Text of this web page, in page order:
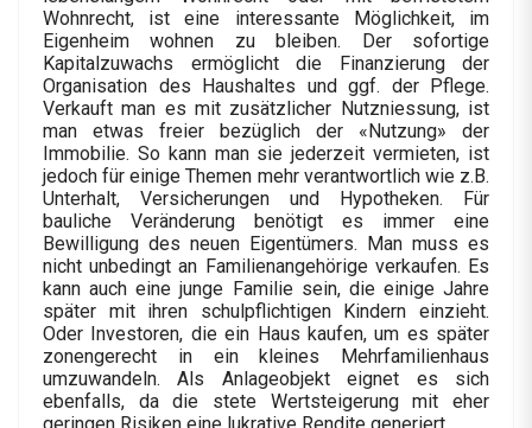
Wohnrecht, ist eine interessante Möglichkeit, im
Eigenheim wohnen zu bleiben. Der sofortige
Kapitalzuwachs ermöglicht die Finanzierung der
Organisation des Haushaltes und ggf. der Pflege.
Verkauft man es mit zusätzlicher Nutzniessung, ist
man etwas freier bezüglich der «Nutzung» der
Immobilie. So kann man sie jederzeit vermieten, ist
jedoch für einige Themen mehr verantwortlich wie z.B.
Unterhalt, Versicherungen und Hypotheken. Für
bauliche Veränderung benötigt es immer eine
Bewilligung des neuen Eigentümers. Man muss es
nicht unbedingt an Familienangehörige verkaufen. Es
kann auch eine junge Familie sein, die einige Jahre
später mit ihren schulpflichtigen Kindern einzieht.
Oder Investoren, die ein Haus kaufen, um es später
zonengerecht in ein kleines Mehrfamilienhaus
umzuwandeln. Als Anlageobjekt eignet es sich
ebenfalls, da die stete Wertsteigerung mit eher